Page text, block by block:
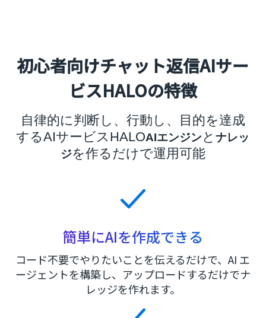
初心者向けチャット返信AIサー
ビスHALOの特徴
自律的に判断し、行動し、目的を達成
するAIサービスHALOAIエンジンとナレッ
ジを作るだけで運用可能
簡単にAIを作成できる
コード不要でやりたいことを伝えるだけで、AI エ
ージェントを構築し、アップロードするだけでナ
レッジを作れます。